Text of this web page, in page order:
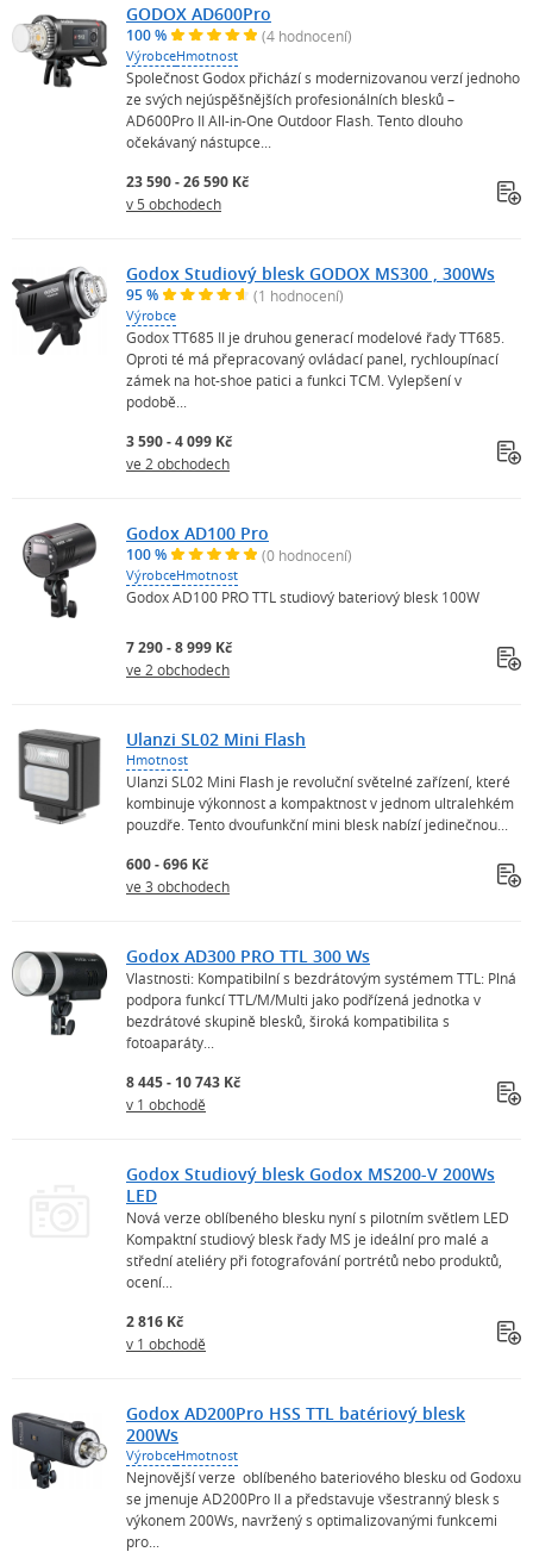
GODOX AD600Pro
100 % (4 hodnocení)
VýrobceHmotnost
Společnost Godox přichází s modernizovanou verzí jednoho
ze svých nejúspěšnějších profesionálních blesků –
AD600Pro II All-in-One Outdoor Flash. Tento dlouho
očekávaný nástupce...
23 590 - 26 590 Kč
v 5 obchodech
Godox Studiový blesk GODOX MS300 , 300Ws
95 % (1 hodnocení)
Výrobce
Godox TT685 II je druhou generací modelové řady TT685.
Oproti té má přepracovaný ovládací panel, rychloupínací
zámek na hot-shoe patici a funkci TCM. Vylepšení v
podobě...
3 590 - 4 099 Kč
ve 2 obchodech
Godox AD100 Pro
100 % (0 hodnocení)
VýrobceHmotnost
Godox AD100 PRO TTL studiový bateriový blesk 100W
7 290 - 8 999 Kč
ve 2 obchodech
Ulanzi SL02 Mini Flash
Hmotnost
Ulanzi SL02 Mini Flash je revoluční světelné zařízení, které
kombinuje výkonnost a kompaktnost v jednom ultralehkém
pouzdře. Tento dvoufunkční mini blesk nabízí jedinečnou...
600 - 696 Kč
ve 3 obchodech
Godox AD300 PRO TTL 300 Ws
Vlastnosti: Kompatibilní s bezdrátovým systémem TTL: Plná
podpora funkcí TTL/M/Multi jako podřízená jednotka v
bezdrátové skupině blesků, široká kompatibilita s
fotoaparáty...
8 445 - 10 743 Kč
v 1 obchodě
Godox Studiový blesk Godox MS200-V 200Ws
LED
Nová verze oblíbeného blesku nyní s pilotním světlem LED
Kompaktní studiový blesk řady MS je ideální pro malé a
střední ateliéry při fotografování portrétů nebo produktů,
ocení...
2 816 Kč
v 1 obchodě
Godox AD200Pro HSS TTL batériový blesk
200Ws
VýrobceHmotnost
Nejnovější verze oblíbeného bateriového blesku od Godoxu
se jmenuje AD200Pro II a představuje všestranný blesk s
výkonem 200Ws, navržený s optimalizovanými funkcemi
pro...